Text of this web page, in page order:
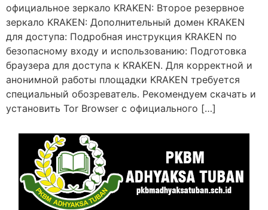
официальное зеркало KRAKEN: Второе резервное
зеркало KRAKEN: Дополнительный домен KRAKEN
для доступа: Подробная инструкция KRAKEN по
безопасному входу и использованию: Подготовка
браузера для доступа к KRAKEN. Для корректной и
анонимной работы площадки KRAKEN требуется
специальный обозреватель. Рекомендуем скачать и
установить Tor Browser с официального […]